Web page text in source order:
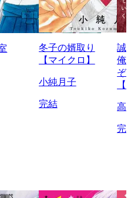
冬子の婿取り
【マイクロ】
小純月子
完結
誠
俺
ぞ
高
完